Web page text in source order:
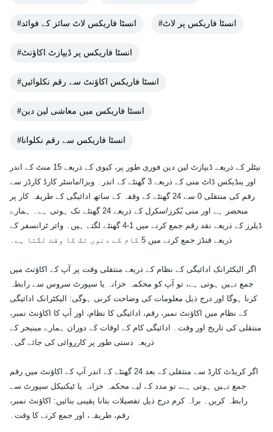
#انسٹا فاریکس لاٹ سائز کے فوائد #انسٹا فاریکس پر لاٹ
#انسٹا فاریکس پر ڈیپازٹ اکاؤنٹ
#انسٹا فاریکس اکاؤنٹ سے رقم نکلوائیں
#انسٹا فاریکس میں معاشی لین دین
#انسٹا فاریکس سے رقم نکلوانا
نیٹلر کے ذریعے ڈیپازٹ لین دین فوری طور پر، کیوی کے ذریعے 15 منٹ کے اندر
اور ینڈیکس ڈاٹ منی کے ذریعے 3 گھنٹے کے اندر۔ ویزا/ماسٹر کارڈ کارڈز سے
رقم کی منتقلی 0 سے 24 گھنٹے کے وقفہ کے ساتھ ادائیگی کے طریقہ کار پر
منحصر ہے اور منی بُکرز/سکرل کے ذریعے 24 گھنٹے تک ہوتی ہے۔ ہمارے
ڈیلرز کے ذریعے نقد رقم جمع کرنے میں 1-4 گھنٹے لگتے ہیں۔ وائر ٹرانسفر کے
ذریعے فنڈز جمع کرنے میں 5 کام کے دنوں تک کا وقت لگتا ہے۔
اگر الیکٹرانک ادائیگی کے نظام کے ذریعے منتقلی وقت پر آپ کے اکاؤنٹ میں
جمع نہیں ہوتی ہے، تو آپ کو محکمہ خزانہ یا سپورٹ سروس سے رابطہ
کرنا ہوگا اور درج ذیل معلومات کی وضاحت کرنی ہوگی: الیکٹرانک ادائیگی
کے نظام میں اکاؤنٹ نمبر، رقم، ادائیگی کا نظام، اور آپ کا اکاؤنٹ نمبر،
منتقلی کی تاریخ اور وقت۔ ادائیگی کام کے اوقات کے دوران ہمارے مینیجر کے
ذریعہ دستی طور پر کارروائی کی جائے گی۔
اگر کریڈٹ کارڈ سے منتقلی کے بعد 24 گھنٹے کے اندر آپ کے اکاؤنٹ میں رقم
جمع نہیں ہوتی ہے، تو مدد کے لیے محکمہ خزانہ یا ٹیکنیکل سپورٹ سے
رابطہ کریں۔ براہ کرم درج ذیل تفصیلات بتانا یقینی بنائیں: اکاؤنٹ نمبر،
رقم، طریقہ، اور جمع کرنے کا وقت۔